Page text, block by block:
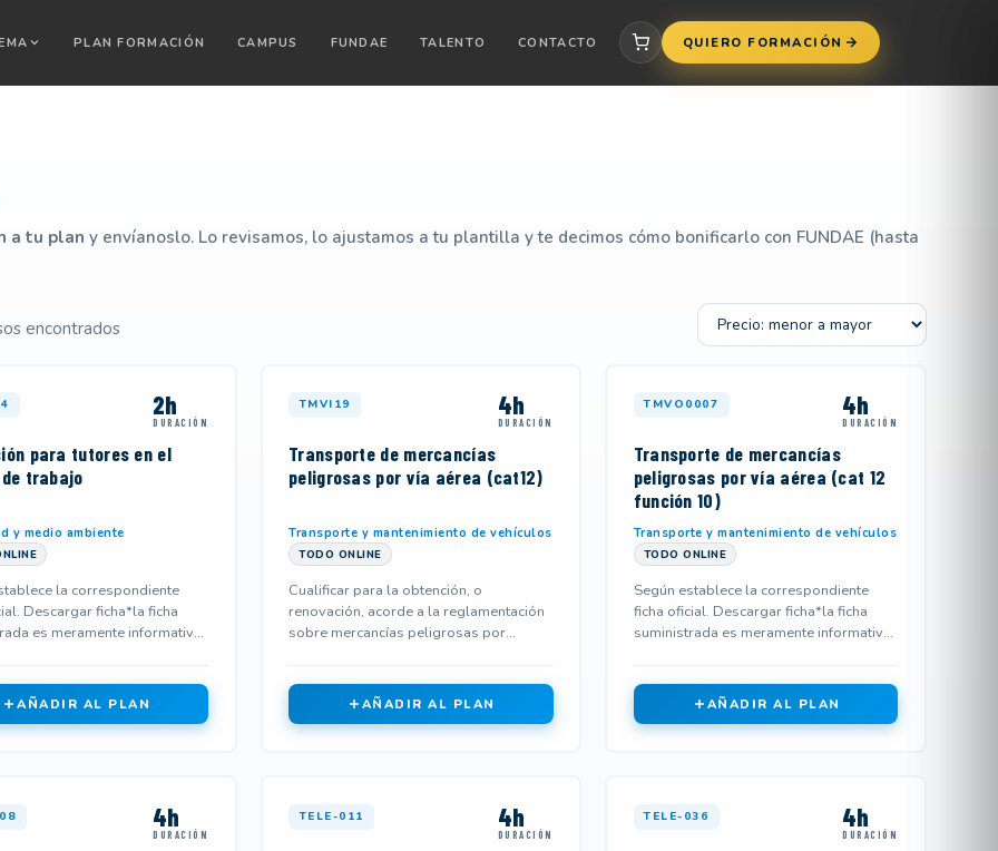
PLAN FORMACIÓN CAMPUS FUNDAE TALENTO CONTACTO QUIERO FORMACIÓN
a tu plan y envíanoslo. Lo revisamos, lo ajustamos a tu plantilla y te decimos cómo bonificarlo con FUNDAE (hasta
encontrados
Ordenar por
2h
DURACIÓN
para tutores en el
trabajo
y medio ambiente
la correspondiente
Descargar ficha*la ficha
es meramente informativa
AÑADIR AL PLAN
TMVI19 4h
DURACIÓN
Transporte de mercancías
peligrosas por vía aérea (cat12)
Transporte y mantenimiento de vehículos
TODO ONLINE
Cualificar para la obtención, o
renovación, acorde a la reglamentación
sobre mercancías peligrosas por
AÑADIR AL PLAN
TMVO0007 4h
DURACIÓN
Transporte de mercancías
peligrosas por vía aérea (cat 12
función 10)
Transporte y mantenimiento de vehículos
TODO ONLINE
Según establece la correspondiente
ficha oficial. Descargar ficha*la ficha
suministrada es meramente informativa
AÑADIR AL PLAN
4h
DURACIÓN
TELE-011 4h
DURACIÓN
TELE-036 4h
DURACIÓN